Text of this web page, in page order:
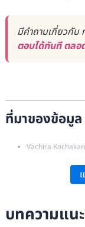
มีคำถามเกี่ยวกับ
ตอบได้ทันที ตลอ
ที่มาของข้อมูล
Vachira
แผนกผ่าตัด โรงพย
บทความแน